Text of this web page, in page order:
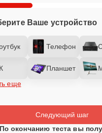
Ваше устройство
Телефон
Планшет
еще
Следующий шаг
По окончанию теста вы